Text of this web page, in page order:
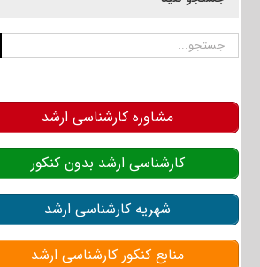
جستجو
مشاوره کارشناسی ارشد
کارشناسی ارشد بدون کنکور
شهریه کارشناسی ارشد
منابع کنکور کارشناسی ارشد